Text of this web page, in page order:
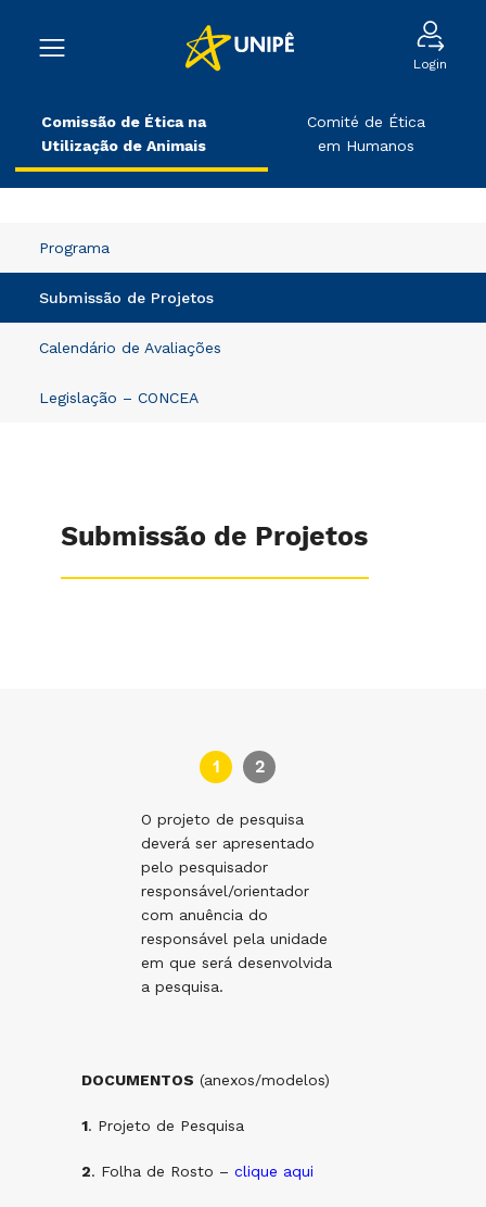
Login
Comissão de Ética na
Utilização de Animais
Comité de Ética
em Humanos
Programa
Submissão de Projetos
Calendário de Avaliações
Legislação – CONCEA
Submissão de Projetos
1 2
O projeto de pesquisa
deverá ser apresentado
pelo pesquisador
responsável/orientador
com anuência do
responsável pela unidade
em que será desenvolvida
a pesquisa.
DOCUMENTOS (anexos/modelos)
1. Projeto de Pesquisa
2. Folha de Rosto – clique aqui